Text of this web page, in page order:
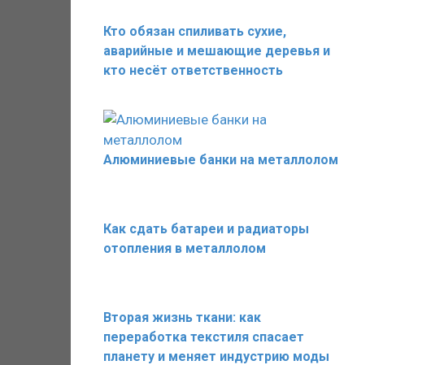
Кто обязан спиливать сухие,
аварийные и мешающие деревья и
кто несёт ответственность
Алюминиевые банки на металлолом
Как сдать батареи и радиаторы
отопления в металлолом
Вторая жизнь ткани: как
переработка текстиля спасает
планету и меняет индустрию моды